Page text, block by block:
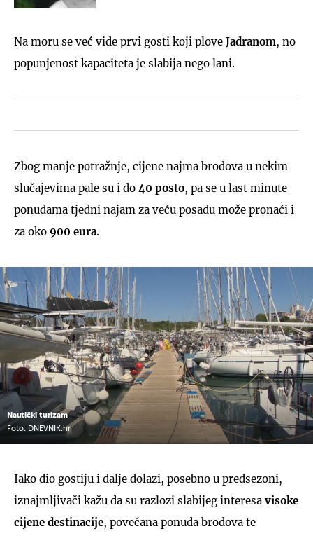
Na moru se već vide prvi gosti koji plove Jadranom, no
popunjenost kapaciteta je slabija nego lani.
Zbog manje potražnje, cijene najma brodova u nekim
slučajevima pale su i do 40 posto, pa se u last minute
ponudama tjedni najam za veću posadu može pronaći i
za oko 900 eura.
Nautički turizam
Foto: DNEVNIK.hr
Iako dio gostiju i dalje dolazi, posebno u predsezoni,
iznajmljivači kažu da su razlozi slabijeg interesavisoke
cijene destinacije, povećana ponuda brodova te